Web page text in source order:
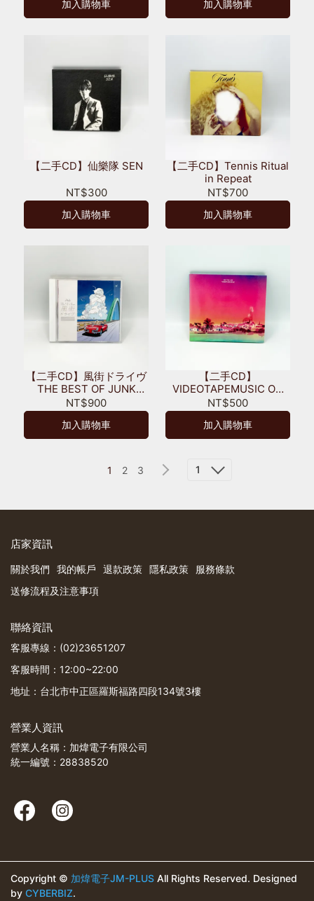
加入購物車 加入購物車
【二手CD】仙樂隊 SEN
NT$300
加入購物車
【二手CD】Tennis Ritual
in Repeat
NT$700
加入購物車
【二手CD】風街ドライヴ
THE BEST OF JUNK
FUJIYAMA
NT$900
加入購物車
【二手CD】
VIDEOTAPEMUSIC ON
THE AIR
NT$500
加入購物車
1 2 3 1
店家資訊
關於我們 我的帳戶 退款政策 隱私政策
服務條款
送修流程及注意事項
聯絡資訊
客服專線：(02)23651207
客服時間：12:00~22:00
地址：台北市中正區羅斯福路四段134號3樓
營業人資訊
營業人名稱：加煒電子有限公司
統一編號：28838520
Copyright © 加煒電子JM-PLUS All Rights Reserved. Designed
by CYBERBIZ.